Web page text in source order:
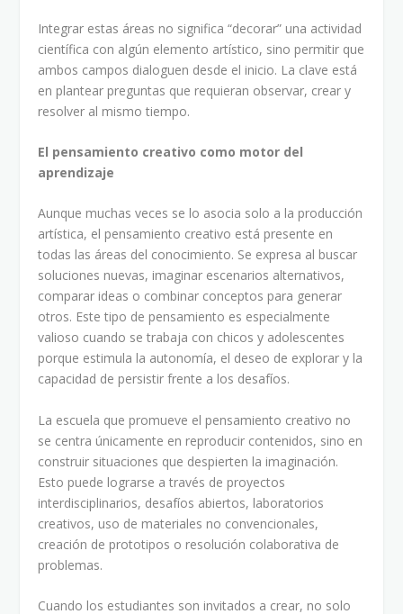
Integrar estas áreas no significa “decorar” una actividad
científica con algún elemento artístico, sino permitir que
ambos campos dialoguen desde el inicio. La clave está
en plantear preguntas que requieran observar, crear y
resolver al mismo tiempo.
El pensamiento creativo como motor del
aprendizaje
Aunque muchas veces se lo asocia solo a la producción
artística, el pensamiento creativo está presente en
todas las áreas del conocimiento. Se expresa al buscar
soluciones nuevas, imaginar escenarios alternativos,
comparar ideas o combinar conceptos para generar
otros. Este tipo de pensamiento es especialmente
valioso cuando se trabaja con chicos y adolescentes
porque estimula la autonomía, el deseo de explorar y la
capacidad de persistir frente a los desafíos.
La escuela que promueve el pensamiento creativo no
se centra únicamente en reproducir contenidos, sino en
construir situaciones que despierten la imaginación.
Esto puede lograrse a través de proyectos
interdisciplinarios, desafíos abiertos, laboratorios
creativos, uso de materiales no convencionales,
creación de prototipos o resolución colaborativa de
problemas.
Cuando los estudiantes son invitados a crear, no solo